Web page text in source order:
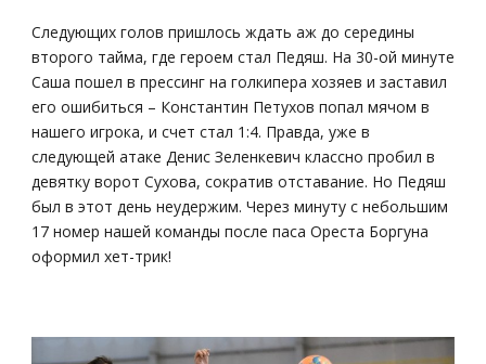
Следующих голов пришлось ждать аж до середины
второго тайма, где героем стал Педяш. На 30-ой минуте
Саша пошел в прессинг на голкипера хозяев и заставил
его ошибиться – Константин Петухов попал мячом в
нашего игрока, и счет стал 1:4. Правда, уже в
следующей атаке Денис Зеленкевич классно пробил в
девятку ворот Сухова, сократив отставание. Но Педяш
был в этот день неудержим. Через минуту с небольшим
17 номер нашей команды после паса Ореста Боргуна
оформил хет-трик!